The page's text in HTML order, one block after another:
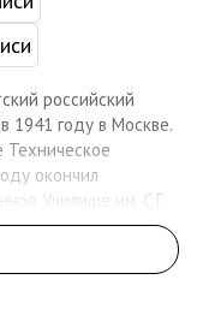
российский
1941 году в Москве.
окончил
Училище им. С.Г.
года. Работал в
Художником
живописных полотен
центров в